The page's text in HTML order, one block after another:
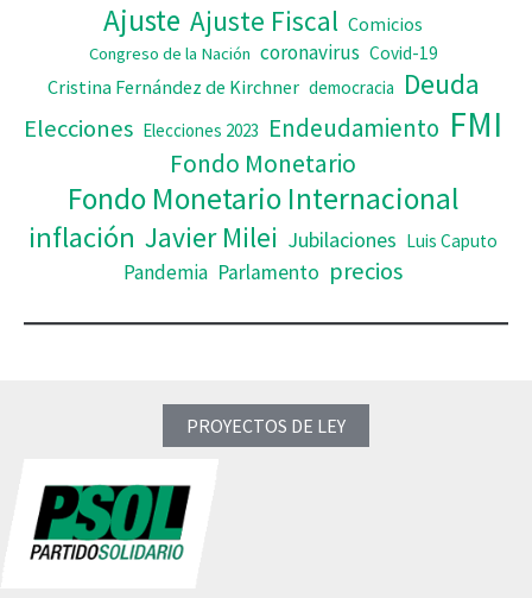
Ajuste Ajuste Fiscal Comicios
Congreso de la Nación coronavirus Covid-19
Cristina Fernández de Kirchner democracia Deuda
Elecciones Elecciones 2023 Endeudamiento FMI
Fondo Monetario
Fondo Monetario Internacional
inflación Javier Milei Jubilaciones Luis Caputo
Pandemia Parlamento precios
PROYECTOS DE LEY